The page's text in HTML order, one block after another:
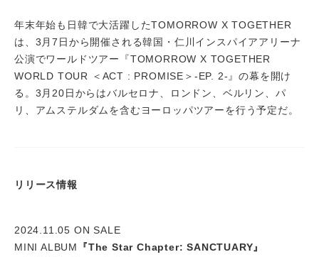
年末年始も日韓で大活躍したTOMORROW X TOGETHER
は、3月7日から開催される韓国・仁川インスパイアアリーナ
公演でワールドツアー『TOMORROW X TOGETHER
WORLD TOUR ＜ACT : PROMISE＞-EP. 2-』の幕を開け
る。3月20日からはバルセロナ、ロンドン、ベルリン、パ
リ、アムステルダムを含むヨーロッパツアーを行う予定だ。
リリース情報
2024.11.05 ON SALE
MINI ALBUM
『The Star Chapter: SANCTUARY』